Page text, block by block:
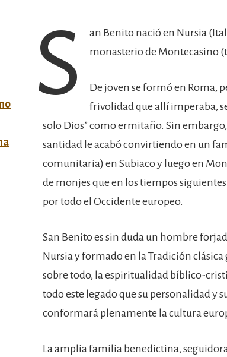
S
an Benito nació en Nursia
monasterio de Montecasino
De joven se formó en Roma,
frivolidad que allí imperaba,
solo Dios” como ermitaño. Sin
santidad le acabó convirtiendo en un
comunitaria) en Subiaco y luego en
de monjes que en los tiempos
por todo el Occidente europeo.
San Benito es sin duda un hombre
Nursia y formado en la Tradición
sobre todo, la espiritualidad bíblico-
todo este legado que su personalidad y
conformará plenamente la cultura
La amplia familia benedictina,